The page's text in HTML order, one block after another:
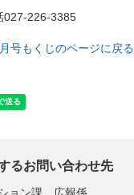
226-3385
号もくじのページに戻る
るお問い合わせ先